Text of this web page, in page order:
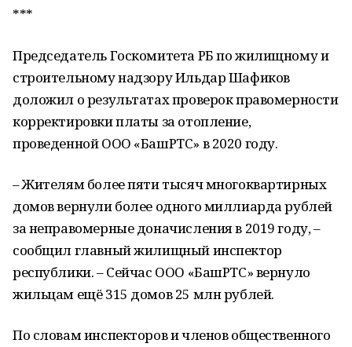
***
Председатель Госкомитета РБ по жилищному и
строительному надзору Ильдар Шафиков
доложил о результатах проверок правомерности
корректировки платы за отопление,
проведенной ООО «БашРТС» в 2020 году.
– Жителям более пяти тысяч многоквартирных
домов вернули более одного миллиарда рублей
за неправомерные доначисления в 2019 году, –
сообщил главный жилищный инспектор
республики. – Сейчас ООО «БашРТС» вернуло
жильцам ещё 315 домов 25 млн рублей.
По словам инспекторов и членов общественного